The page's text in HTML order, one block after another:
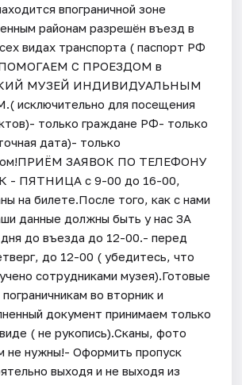
впограничной зоне
районам разрешён въезд в
видах транспорта ( паспорт РФ
С ПРОЕЗДОМ в
МУЗЕЙ ИНДИВИДУАЛЬНЫМ
для посещения
только граждане РФ- только
дата)- только
ЗАЯВОК ПО ТЕЛЕФОНУ
ПЯТНИЦА с 9-00 до 16-00,
на билете.После того, как с нами
данные должны быть у нас ЗА
до въезда до 12-00.- перед
до 12-00 ( убедитесь, что
сотрудниками музея).Готовые
во вторник и
документ принимаем только
( не рукопись).Сканы, фото
не нужны!- Оформить пропуск
выходя и не выходя из